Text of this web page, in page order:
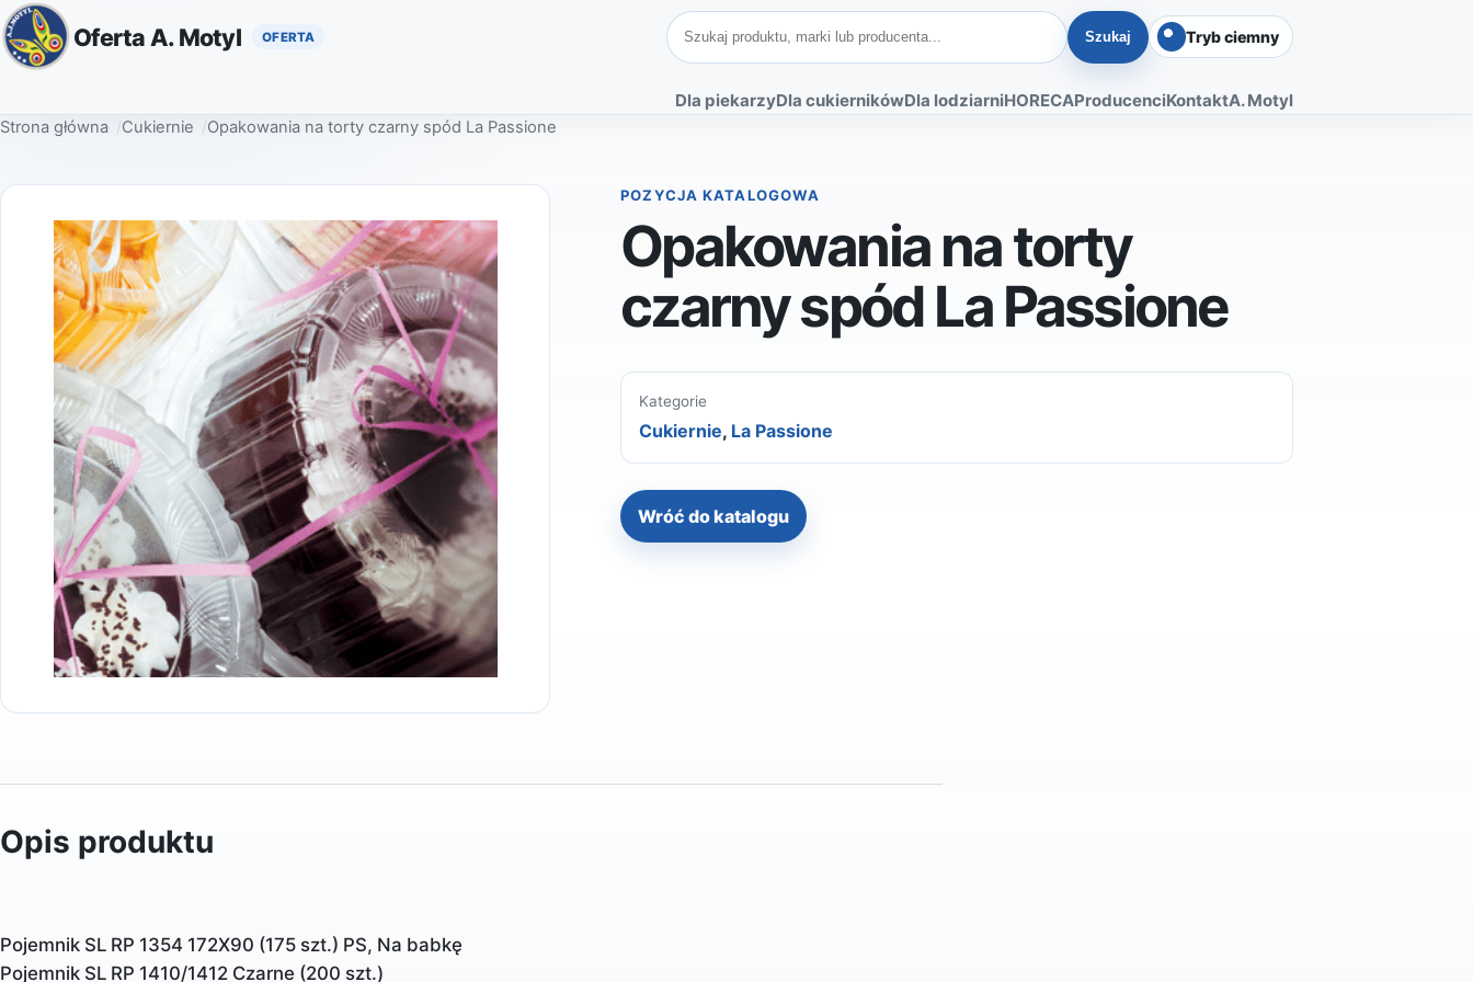
Oferta A. Motyl Szukaj produktów
Szukaj Tryb ciemny
Dla piekarzyDla cukiernikówDla lodziarniHORECAProducenciKontaktA. Motyl
Strona główna Cukiernie Opakowania na torty czarny spód La Passione
POZYCJA KATALOGOWA
Opakowania na torty
czarny spód La Passione
Kategorie
Cukiernie, La Passione
Wróć do katalogu
Opis produktu
Pojemnik SL RP 1354 172X90 (175 szt.) PS, Na babkę
Pojemnik SL RP 1410/1412 Czarne (200 szt.)